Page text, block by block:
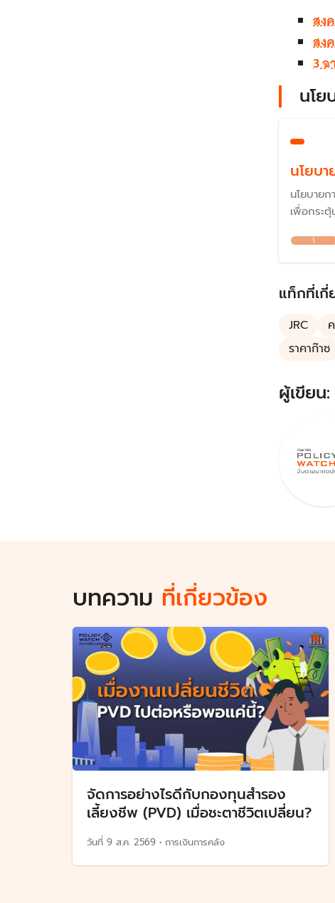
สง
สง
3
นโย
นโยบ
นโยบายก
เพื่อกระ
รัฐบาล (
การก่อห
1
แท็กที่เกี่
JRC
ราคาก๊าซ
ผู้เขียน:
บทความ ที่เกี่ยวข้อง
จัดการอย่างไรดีกับกองทุนสำรอง
เลี้ยงชีพ (PVD) เมื่อชะตาชีวิตเปลี่ยน?
วันที่ 9 ส.ค. 2569 • การเงินการคลัง